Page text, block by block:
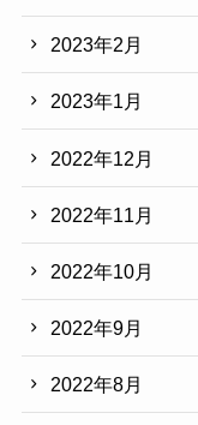
2023年2月
2023年1月
2022年12月
2022年11月
2022年10月
2022年9月
2022年8月